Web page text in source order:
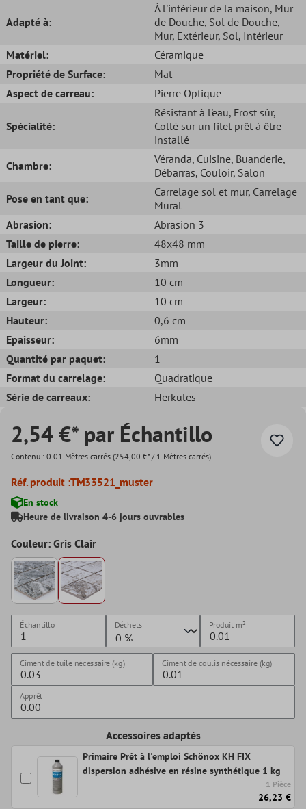
Adapté à:
À l'intérieur de la maison, Mur
de Douche, Sol de Douche,
Mur, Extérieur, Sol, Intérieur
Matériel:
Céramique
Propriété de Surface:
Mat
Aspect de carreau:
Pierre Optique
Spécialité:
Résistant à l'eau, Frost sûr,
Collé sur un filet prêt à être
installé
Chambre:
Véranda, Cuisine, Buanderie,
Débarras, Couloir, Salon
Pose en tant que:
Carrelage sol et mur, Carrelage
Mural
Abrasion:
Abrasion 3
Taille de pierre:
48x48 mm
Largeur du Joint:
3mm
Longueur:
10 cm
Largeur:
10 cm
Hauteur:
0,6 cm
Epaisseur:
6mm
Quantité par paquet:
1
Format du carrelage:
Quadratique
Série de carreaux:
Herkules
2,54 €* par Échantillo
Contenu : 0.01 Mètres carrés (254,00 €* / 1 Mètres carrés)
Réf. produit :TM33521_muster
En stock
Heure de livraison 4-6 jours ouvrables
Couleur: Gris Clair
Échantillo Déchets Produit m²
Ciment de tuile nécessaire (kg) Ciment de coulis nécessaire (kg)
Apprêt
Accessoires adaptés
Primaire Prêt à l'emploi Schönox KH FIX
dispersion adhésive en résine synthétique 1 kg
1 Pièce
26,23 €